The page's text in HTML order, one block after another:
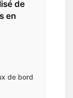
de
en
de bord